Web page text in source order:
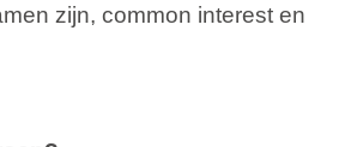
zijn, common interest en